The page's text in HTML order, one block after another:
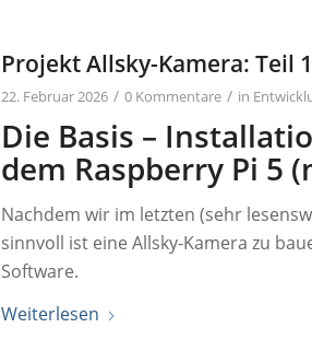
Projekt Allsky-Kamera: Teil
22. Februar 2026 / 0 Kommentare / in
Die Basis –
dem Raspberry Pi 5
Nachdem wir im letzten (sehr
sinnvoll ist eine Allsky-Kamera zu
Software.
Weiterlesen